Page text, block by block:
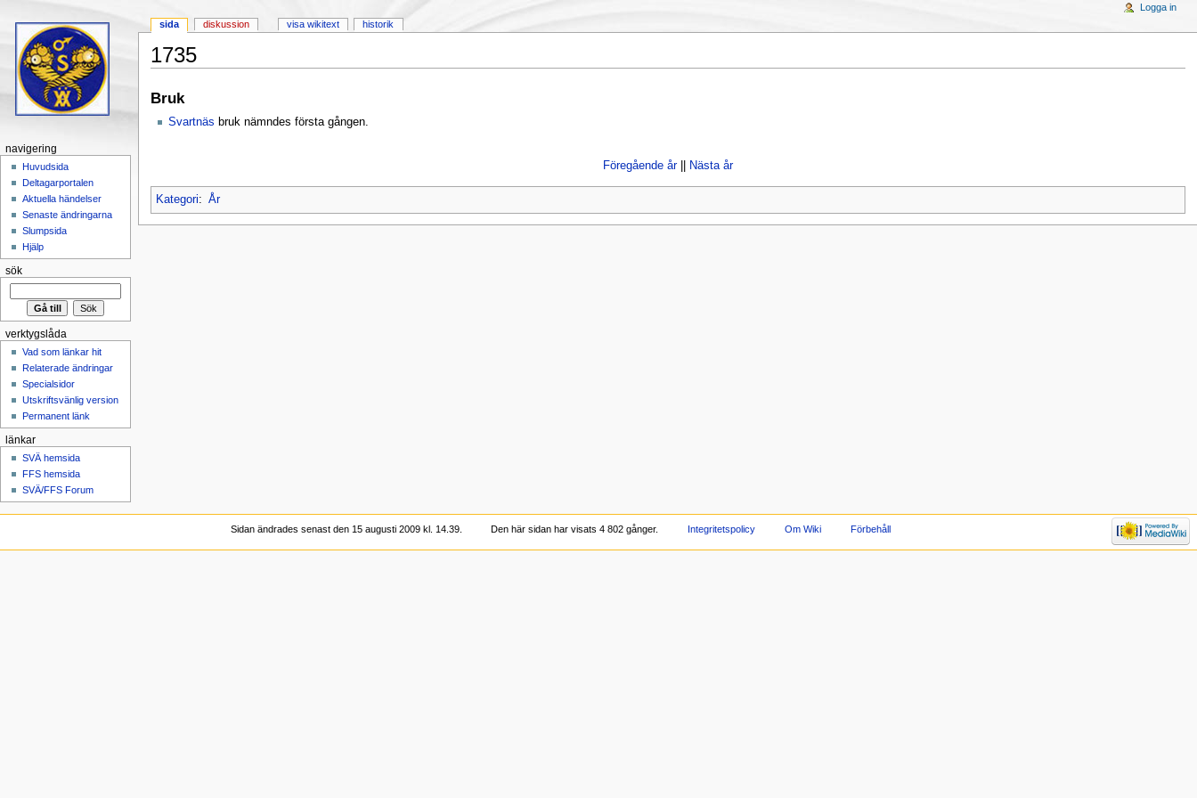
1735
Bruk
Svartnäs bruk nämndes första gången.
Föregående år|| Nästa år
Kategori: År
sida diskussion visa wikitext historik
Logga in
navigering
Huvudsida
Deltagarportalen
Aktuella händelser
Senaste ändringarna
Slumpsida
Hjälp
sök
verktygslåda
Vad som länkar hit
Relaterade ändringar
Specialsidor
Utskriftsvänlig version
Permanent länk
länkar
SVÄ hemsida
FFS hemsida
SVÄ/FFS Forum
Sidan ändrades senast den 15 augusti 2009 kl. 14.39. Den här sidan har visats 4 802 gånger. Integritetspolicy Om Wiki Förbehåll